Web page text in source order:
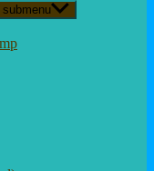
submenu